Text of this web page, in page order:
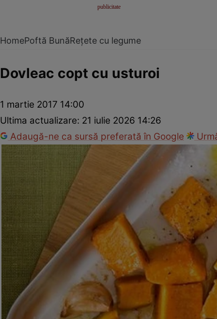
HomePoftă BunăRețete cu legume
Dovleac copt cu usturoi
1 martie 2017 14:00
Ultima actualizare: 21 iulie 2026 14:26
Adaugă-ne ca sursă preferată în Google